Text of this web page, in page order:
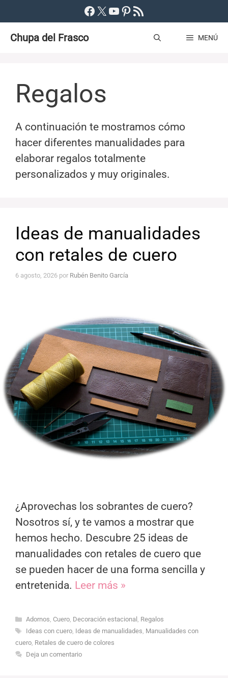
al
contenido
Facebook
X YouTube
Pinterest
Feed RSS
Chupa del Frasco MENÚ
Regalos
A continuación te mostramos cómo
hacer diferentes manualidades para
elaborar regalos totalmente
personalizados y muy originales.
Ideas de manualidades
con retales de cuero
6 agosto, 2026 por Rubén Benito García
¿Aprovechas los sobrantes de cuero?
Nosotros sí, y te vamos a mostrar que
hemos hecho. Descubre 25 ideas de
manualidades con retales de cuero que
se pueden hacer de una forma sencilla y
entretenida. Leer más »
Categorías
Adornos, Cuero, Decoración estacional , Regalos
Etiquetas
Ideas con cuero, Ideas de manualidades, Manualidades con
cuero, Retales de cuero de colores
Deja un comentario